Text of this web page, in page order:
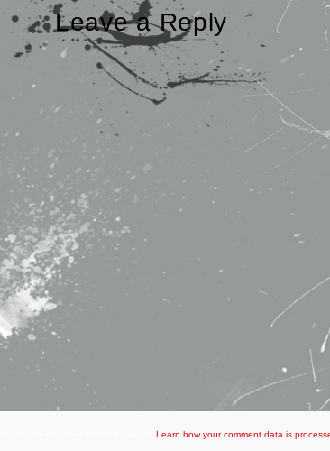
Leave a Reply
Learn how your comment data is